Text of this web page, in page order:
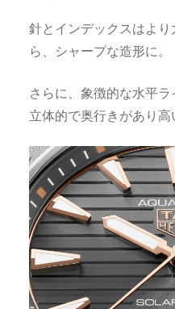
針とインデックスはよ
ら、シャープな造形に。
さらに、象徴的な水平ラ
立体的で奥行きがあり高